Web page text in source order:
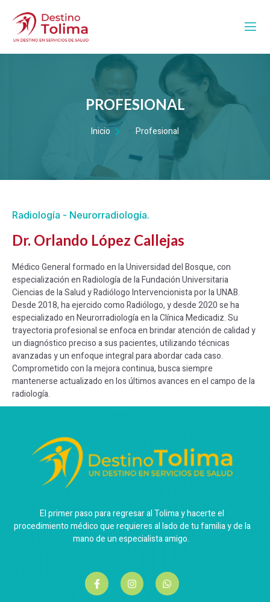
PROFESIONAL
Inicio Profesional
Radiología - Neurorradiología.
Dr. Orlando López Callejas
Médico General formado en la Universidad del Bosque, con
especialización en Radiología de la Fundación Universitaria
Ciencias de la Salud y Radiólogo Intervencionista por la UNAB.
Desde 2018, ha ejercido como Radiólogo, y desde 2020 se ha
especializado en Neurorradiología en la Clínica Medicadiz. Su
trayectoria profesional se enfoca en brindar atención de calidad y
un diagnóstico preciso a sus pacientes, utilizando técnicas
avanzadas y un enfoque integral para abordar cada caso.
Comprometido con la mejora continua, busca siempre
mantenerse actualizado en los últimos avances en el campo de la
radiología.
El primer paso para regresar al Tolima y hacerte el
procedimiento médico que requieres al lado de tu familia y de la
mano de un especialista amigo.